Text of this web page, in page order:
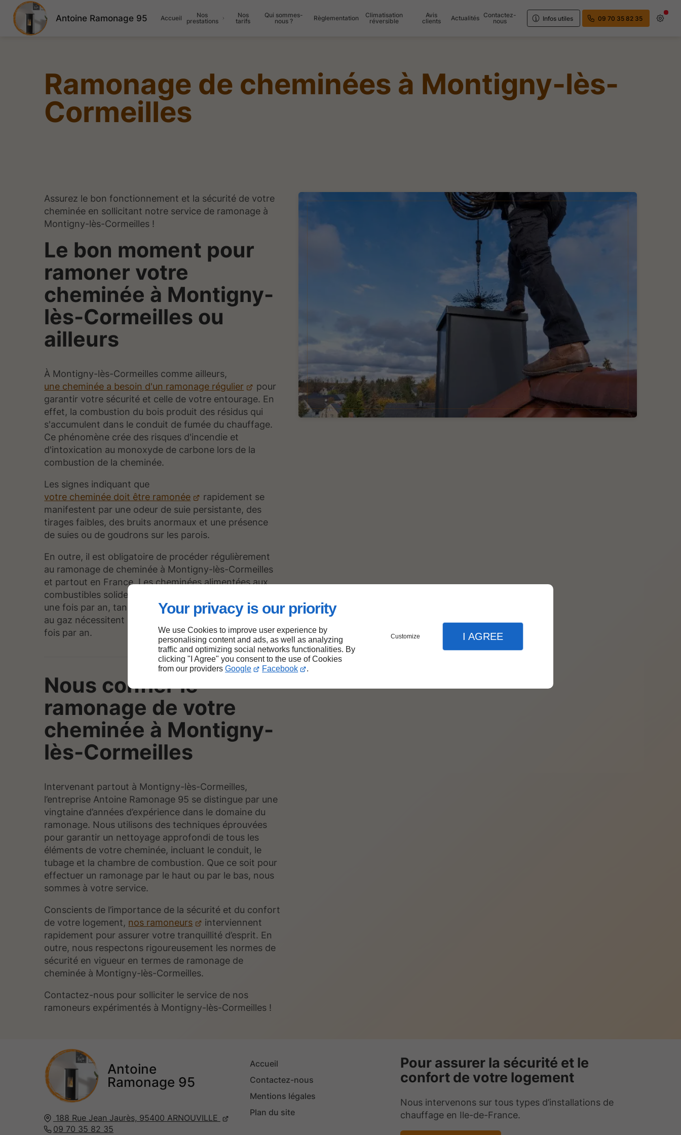
Your privacy is our priority
We use Cookies to improve user experience by
personalising content and ads, as well as analyzing
traffic and optimizing social networks functionalities. By
clicking "I Agree" you consent to the use of Cookies
from our providers Google Facebook .
Customize I AGREE
Antoine Ramonage 95 Accueil
Nos
prestations
Nos
tarifs
Qui sommes-
nous ?
Règlementation
Climatisation
réversible
Avis
clients
Actualités Contactez-
nous
Infos utiles 09 70 35 82 35
Ramonage de cheminées à Montigny-lès-
Cormeilles
Assurez le bon fonctionnement et la sécurité de votre
cheminée en sollicitant notre service de ramonage à
Montigny-lès-Cormeilles !
Le bon moment pour
ramoner votre
cheminée à Montigny-
lès-Cormeilles ou
ailleurs
À Montigny-lès-Cormeilles comme ailleurs,
une cheminée a besoin d'un ramonage régulier
pour
garantir votre sécurité et celle de votre entourage. En
effet, la combustion du bois produit des résidus qui
s'accumulent dans le conduit de fumée du chauffage.
Ce phénomène crée des risques d'incendie et
d'intoxication au monoxyde de carbone lors de la
combustion de la cheminée.
Les signes indiquant que
votre cheminée doit être ramonée
rapidement se
manifestent par une odeur de suie persistante, des
tirages faibles, des bruits anormaux et une présence
de suies ou de goudrons sur les parois.
En outre, il est obligatoire de procéder régulièrement
au ramonage de cheminée à Montigny-lès-Cormeilles
et partout en France. Les cheminées alimentées aux
combustibles solides doivent être ramonées au moins
une fois par an, tandis que les modèles fonctionnant
au gaz nécessitent cette intervention au moins deux
fois par an.
Nous confier le
ramonage de votre
cheminée à Montigny-
lès-Cormeilles
Intervenant partout à Montigny-lès-Cormeilles,
l’entreprise Antoine Ramonage 95 se distingue par une
vingtaine d’années d’expérience dans le domaine du
ramonage. Nous utilisons des techniques éprouvées
pour garantir un nettoyage approfondi de tous les
éléments de votre cheminée, incluant le conduit, le
tubage et la chambre de combustion. Que ce soit pour
effectuer un ramonage par le haut ou par le bas, nous
sommes à votre service.
Conscients de l’importance de la sécurité et du confort
de votre logement, nos ramoneurs
interviennent
rapidement pour assurer votre tranquillité d’esprit. En
outre, nous respectons rigoureusement les normes de
sécurité en vigueur en termes de ramonage de
cheminée à Montigny-lès-Cormeilles.
Contactez-nous pour solliciter le service de nos
ramoneurs expérimentés à Montigny-lès-Cormeilles !
Antoine
Ramonage 95
188 Rue Jean Jaurès, 95400 ARNOUVILLE
09 70 35 82 35
Accueil
Contactez-nous
Mentions légales
Plan du site
Pour assurer la sécurité et le
confort de votre logement
Nous intervenons sur tous types d’installations de
chauffage en Ile-de-France.